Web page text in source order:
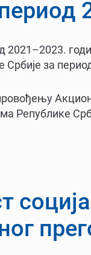
2021–2023.
Србије за
Републике